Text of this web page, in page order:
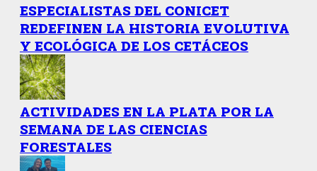
ESPECIALISTAS DEL CONICET
REDEFINEN LA HISTORIA EVOLUTIVA
Y ECOLÓGICA DE LOS CETÁCEOS
ACTIVIDADES EN LA PLATA POR LA
SEMANA DE LAS CIENCIAS
FORESTALES